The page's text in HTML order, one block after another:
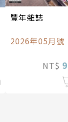
豐年雜誌
2026年05月號
NT$